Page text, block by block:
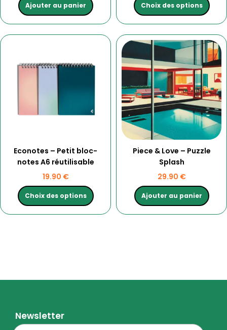
Ajouter au panier Choix des options
Econotes – Petit bloc-
notes A6 réutilisable
19.90 €
Choix des options
a
peuvent
sur
la
page
du
produit
Piece & Love – Puzzle
Splash
29.90 €
Ajouter au panier
Newsletter